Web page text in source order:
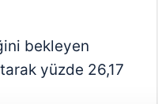
bekleyen
yüzde 26,17